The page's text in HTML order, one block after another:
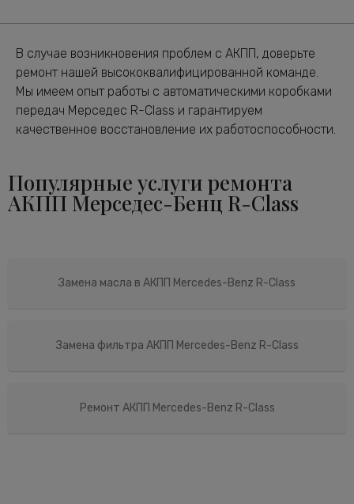
В случае возникновения проблем с АКПП, доверьте
ремонт нашей высококвалифицированной команде.
Мы имеем опыт работы с автоматическими коробками
передач Мерседес R-Class и гарантируем
качественное восстановление их работоспособности.
Популярные услуги ремонта
АКПП Мерседес-Бенц R-Class
Замена масла в АКПП Mercedes-Benz R-Class
Замена фильтра АКПП Mercedes-Benz R-Class
Ремонт АКПП Mercedes-Benz R-Class